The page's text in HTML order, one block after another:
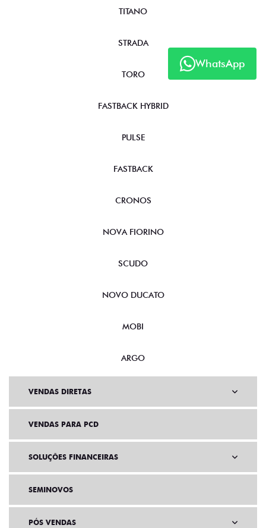
WhatsApp
TITANO
STRADA
TORO
FASTBACK HYBRID
PULSE
FASTBACK
CRONOS
NOVA FIORINO
SCUDO
NOVO DUCATO
MOBI
ARGO
VENDAS DIRETAS
VENDAS PARA PCD
SOLUÇÕES FINANCEIRAS
SEMINOVOS
PÓS VENDAS